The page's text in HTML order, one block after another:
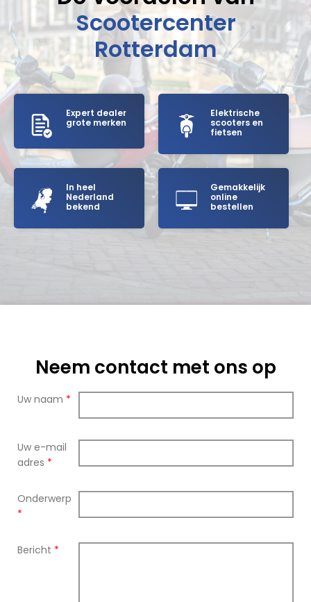
Scootercenter
Rotterdam
Expert dealer
grote merken
Elektrische
scooters en
fietsen
In heel
Nederland
bekend
Gemakkelijk
online
bestellen
Neem contact met ons op
Uw naam *
Uw e-mail
adres *
Onderwerp
*
Bericht *